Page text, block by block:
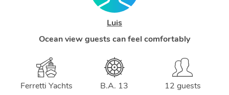
Luis
Ocean view guests can feel comfortably
Ferretti Yachts B.A. 13 12 guests